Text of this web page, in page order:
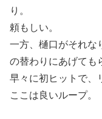
り。
頼もしい。
一方、樋口がそれな
の替わりにあげても
早々に初ヒットで、
ここは良いループ。